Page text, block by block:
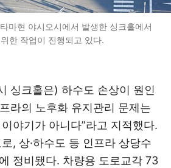
마현 야시오시에서 발생한 싱크홀에서
한 작업이 진행되고 있다.
싱크홀은) 하수도 손상이 원인
라의 노후화 유지관리 문제는
야기가 아니다”라고 지적했다.
, 상·하수도 등 인프라 상당수
정비됐다. 차량용 도로교각 73